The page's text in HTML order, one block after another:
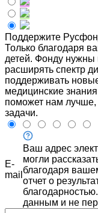
Поддержите
Только благодаря
детей. Фонду нужны
расширять спектр
поддерживать
медицинские
поможет нам
задачи.
E-
mail
Ваш адрес
могли
благодаря
отчет о
данным и не